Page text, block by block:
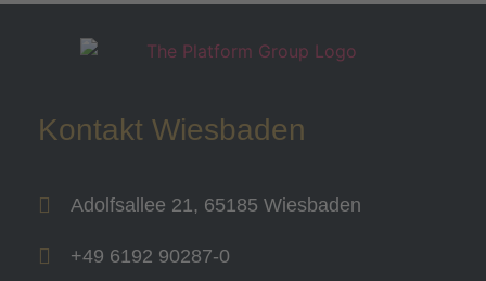
Kontakt Wiesbaden
Adolfsallee 21, 65185 Wiesbaden
+49 6192 90287-0